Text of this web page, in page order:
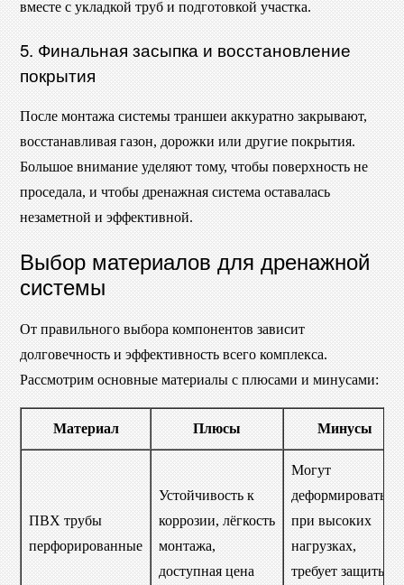
вместе с укладкой труб и подготовкой участка.
5. Финальная засыпка и восстановление
покрытия
После монтажа системы траншеи аккуратно закрывают,
восстанавливая газон, дорожки или другие покрытия.
Большое внимание уделяют тому, чтобы поверхность не
проседала, и чтобы дренажная система оставалась
незаметной и эффективной.
Выбор материалов для дренажной
системы
От правильного выбора компонентов зависит
долговечность и эффективность всего комплекса.
Рассмотрим основные материалы с плюсами и минусами:
Материал Плюсы Минусы
ПВХ трубы
перфорированные
Устойчивость к
коррозии, лёгкость
монтажа,
доступная цена
Могут
деформироваться
при высоких
нагрузках,
требует защиты